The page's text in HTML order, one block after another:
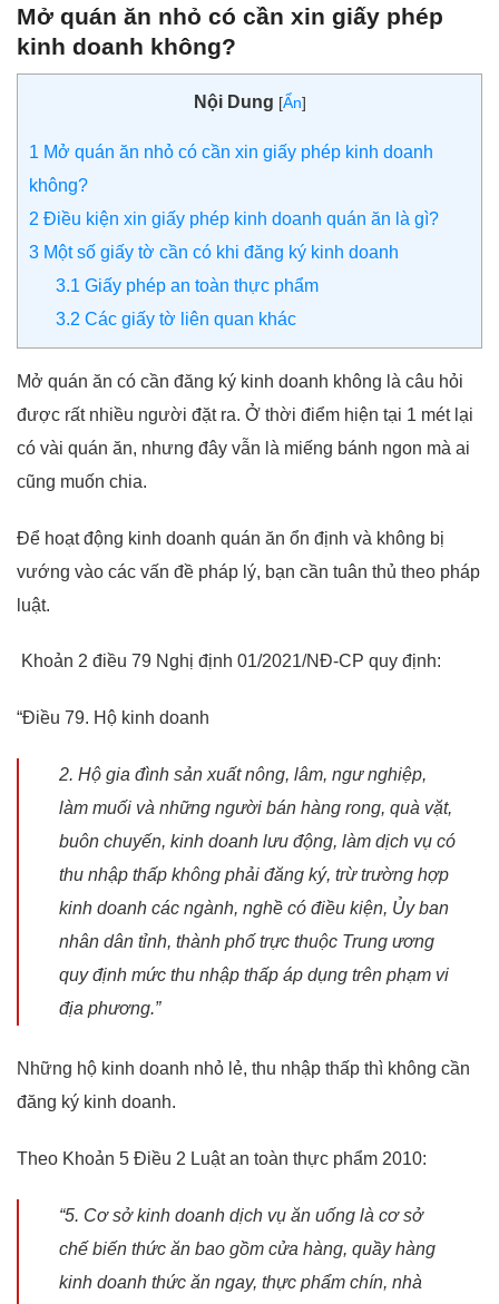
Mở quán ăn nhỏ có cần xin giấy phép
kinh doanh không?
Nội Dung [Ẩn]
1 Mở quán ăn nhỏ có cần xin giấy phép kinh doanh
không?
2 Điều kiện xin giấy phép kinh doanh quán ăn là gì?
3 Một số giấy tờ cần có khi đăng ký kinh doanh
3.1 Giấy phép an toàn thực phẩm
3.2 Các giấy tờ liên quan khác
Mở quán ăn có cần đăng ký kinh doanh không là câu hỏi
được rất nhiều người đặt ra. Ở thời điểm hiện tại 1 mét lại
có vài quán ăn, nhưng đây vẫn là miếng bánh ngon mà ai
cũng muốn chia.
Để hoạt động kinh doanh quán ăn ổn định và không bị
vướng vào các vấn đề pháp lý, bạn cần tuân thủ theo pháp
luật.
Khoản 2 điều 79 Nghị định 01/2021/NĐ-CP quy định:
“Điều 79. Hộ kinh doanh
2. Hộ gia đình sản xuất nông, lâm, ngư nghiệp,
làm muối và những người bán hàng rong, quà vặt,
buôn chuyến, kinh doanh lưu động, làm dịch vụ có
thu nhập thấp không phải đăng ký, trừ trường hợp
kinh doanh các ngành, nghề có điều kiện, Ủy ban
nhân dân tỉnh, thành phố trực thuộc Trung ương
quy định mức thu nhập thấp áp dụng trên phạm vi
địa phương.”
Những hộ kinh doanh nhỏ lẻ, thu nhập thấp thì không cần
đăng ký kinh doanh.
Theo Khoản 5 Điều 2 Luật an toàn thực phẩm 2010:
“5. Cơ sở kinh doanh dịch vụ ăn uống là cơ sở
chế biến thức ăn bao gồm cửa hàng, quầyhàng
kinh doanh thức ăn ngay, thực phẩm chín, nhà